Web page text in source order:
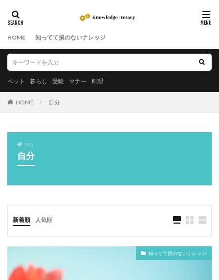
HOME 知ってて損のないナレッジ
ペット 暮らし 受験 マナー 料理
HOME 自分
TAG
自分
新着順 人気順
知ってて損のないナレッジ